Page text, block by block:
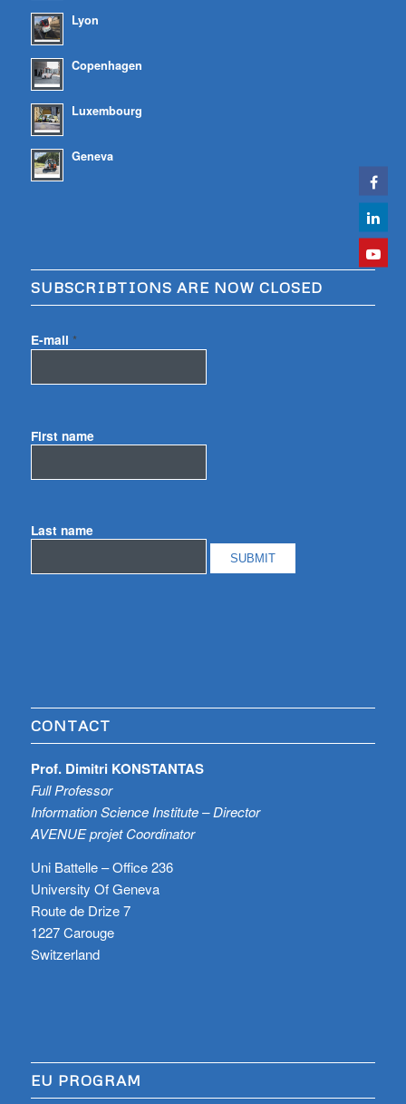
Lyon
Copenhagen
Luxembourg
Geneva
SUBSCRIBTIONS ARE NOW CLOSED
E-mail *
First name
Last name
CONTACT
Prof. Dimitri KONSTANTAS
Full Professor
Information Science Institute – Director
AVENUE projet Coordinator
Uni Battelle – Office 236
University Of Geneva
Route de Drize 7
1227 Carouge
Switzerland
EU PROGRAM